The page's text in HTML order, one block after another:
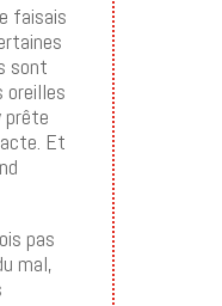
faisais
sont
oreilles
prête
Et
pas
mal,